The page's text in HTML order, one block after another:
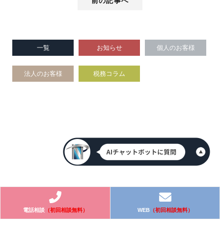
一覧 お知らせ 個人のお客様
法人のお客様 税務コラム
電話相談（初回相談無料） WEB（初回相談無料）